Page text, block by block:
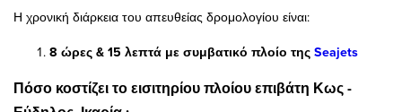
Η χρονική διάρκεια του απευθείας δρομολογίου είναι:
8 ώρες & 15 λεπτά με συμβατικό πλοίο της Seajets
Πόσο κοστίζει το εισιτηρίου πλοίου επιβάτη Κως -